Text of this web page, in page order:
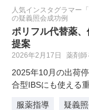
人気インスタグラマー
の疑義照会成功例
ポリフル代替薬
提案
2026年2月17日 薬剤師
2025年10月の出荷
合型IBSにも使える
服薬指導 疑義